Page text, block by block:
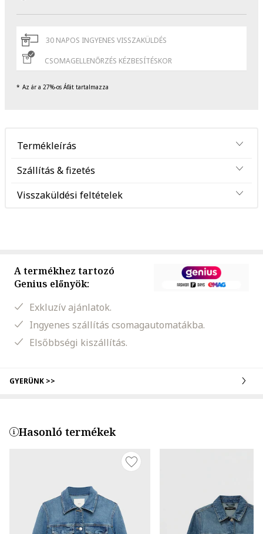
30 NAPOS INGYENES VISSZAKÜLDÉS
CSOMAGELLENŐRZÉS KÉZBESÍTÉSKOR
Az ár a 27%-os Áfát tartalmazza
Termékleírás
Szállítás & fizetés
Visszaküldési feltételek
A termékhez tartozó
Genius előnyök:
Exkluzív ajánlatok.
Ingyenes szállítás csomagautomatákba.
Elsőbbségi kiszállítás.
GYERÜNK >>
Hasonló termékek